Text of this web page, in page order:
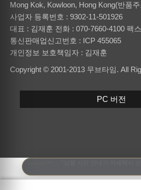
Mong Kok, Kowloon, Hong Kong(반품
사업자 등록번호 : 9302-11-501926
대표 : 김재훈 전화 : 070-7660-4100 팩
통신판매업신고번호 : ICP 455065
개인정보 보호책임자 : 김재훈
Copyright © 2001-2013 무브타임. All
PC 버전